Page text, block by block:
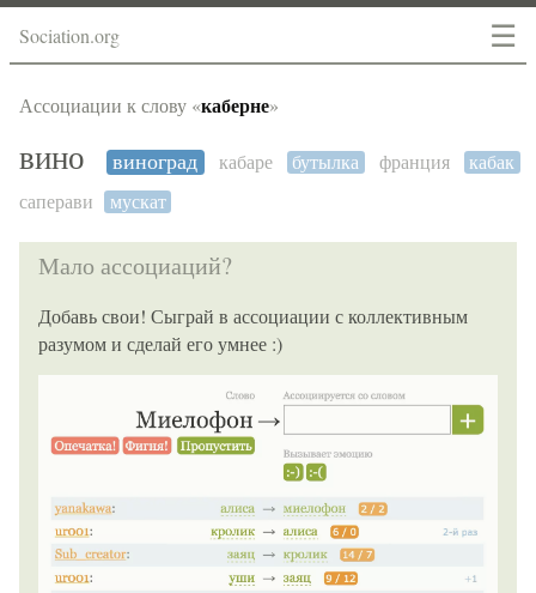
☰
Sociation.org
Ассоциации к слову «каберне»
вино виноград кабаре бутылка франция
кабак
саперави
мускат
Мало ассоциаций?
Добавь свои! Сыграй в ассоциации с коллективным
разумом и сделай его умнее :)